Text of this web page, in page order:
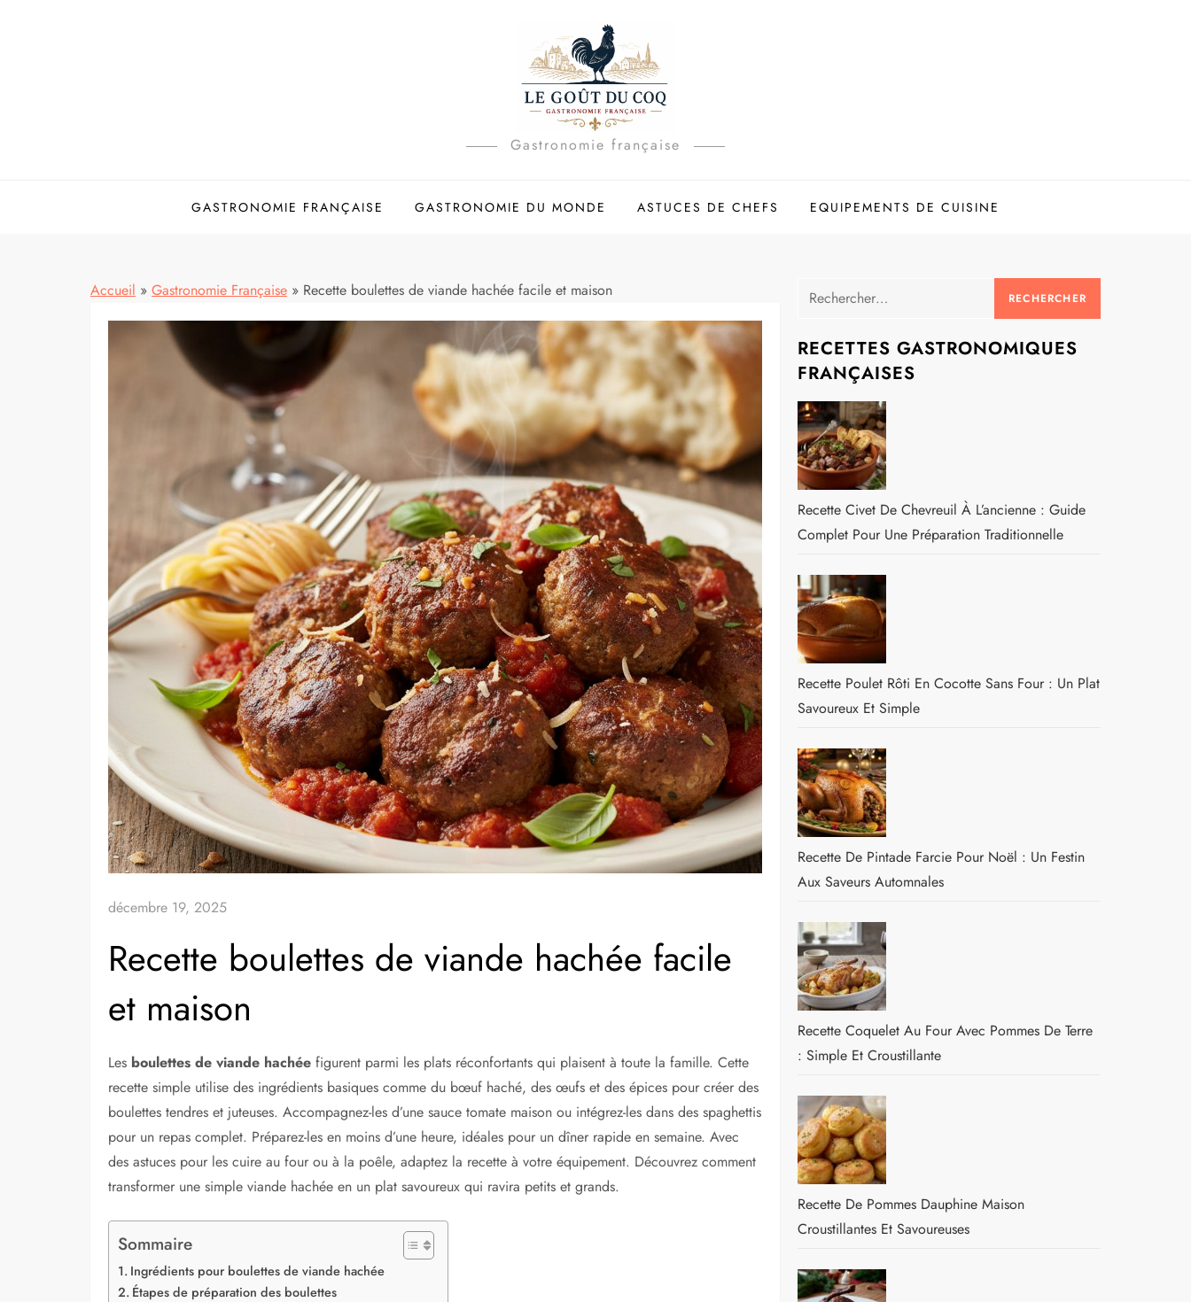
Gastronomie française
GASTRONOMIE FRANÇAISE GASTRONOMIE DU MONDE ASTUCES DE CHEFS EQUIPEMENTS DE CUISINE
Accueil » Gastronomie Française » Recette boulettes de viande hachée facile et maison
décembre 19, 2025
Recette boulettes de viande hachée facile
et maison
Les boulettes de viande hachée figurent parmi les plats réconfortants qui plaisent à toute la famille. Cette
recette simple utilise des ingrédients basiques comme du bœuf haché, des œufs et des épices pour créer des
boulettes tendres et juteuses. Accompagnez-les d’une sauce tomate maison ou intégrez-les dans des spaghettis
pour un repas complet. Préparez-les en moins d’une heure, idéales pour un dîner rapide en semaine. Avec
des astuces pour les cuire au four ou à la poêle, adaptez la recette à votre équipement. Découvrez comment
transformer une simple viande hachée en un plat savoureux qui ravira petits et grands.
Sommaire
Ingrédients pour boulettes de viande hachée
Étapes de préparation des boulettes
Rechercher :
RECETTES GASTRONOMIQUES
FRANÇAISES
Recette Civet De Chevreuil À L’ancienne : Guide
Complet Pour Une Préparation Traditionnelle
Recette Poulet Rôti En Cocotte Sans Four : Un Plat
Savoureux Et Simple
Recette De Pintade Farcie Pour Noël : Un Festin
Aux Saveurs Automnales
Recette Coquelet Au Four Avec Pommes De Terre
: Simple Et Croustillante
Recette De Pommes Dauphine Maison
Croustillantes Et Savoureuses